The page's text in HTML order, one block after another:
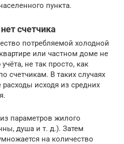
пункта.
счетчика
потребляемой холодной
или частном доме не
не так просто, как
счетчикам. В таких случаях
исходя из средних
параметров жилого
душа и т. д.). Затем
на количество